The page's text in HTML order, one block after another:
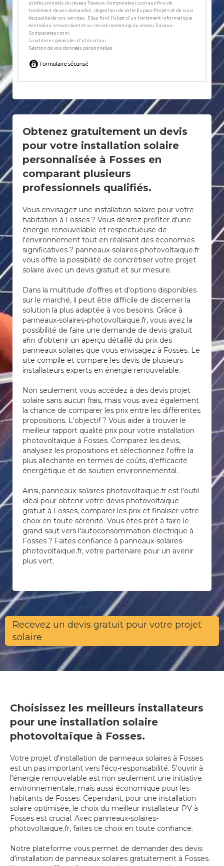
Obtenez gratuitement un devis
pour votre installation solaire
personnalisée à Fosses en
comparant plusieurs
professionnels qualifiés.
Vous envisagez une installation solaire pour votre
habitation à Fosses ? Vous désirez profiter d'une
énergie renouvelable et respectueuse de
l'environnement tout en réalisant des économies
significatives ? panneaux-solaires-photovoltaique.fr
vous offre la possibilité de concrétiser votre projet
solaire avec un devis gratuit et sur mesure.
Dans la multitude d'offres et d'options disponibles
sur le marché, il peut être difficile de discerner la
solution la plus adaptée à vos besoins. Grâce à
panneaux-solaires-photovoltaique.fr, vous avez la
possibilité de faire une demande de devis gratuit
afin d'obtenir un aperçu détaillé du prix des
panneaux solaires que vous envisagez à Fosses. Le
site compile et compare les devis de plusieurs
installateurs experts en énergie renouvelable.
Non seulement vous accédez à des devis projet
solaire sans aucun frais, mais vous avez également
la chance de comparer les prix entre les différentes
propositions. L'objectif ? Vous aider à trouver le
meilleur rapport qualité prix pour votre installation
photovoltaïque à Fosses. Comparez les devis,
analysez les propositions et sélectionnez l'offre la
plus alléchante en termes de coûts, d'efficacité
énergétique et de soutien environnemental.
Ainsi, panneaux-solaires-photovoltaique.fr est l'outil
idéal pour obtenir votre devis photovoltaïque
gratuit à Fosses, comparer les prix et finaliser votre
choix en toute sérénité. Vous êtes prêt à faire le
grand saut vers l'autoconsommation électrique à
Fosses ? Faites confiance à panneaux-solaires-
photovoltaique.fr, votre partenaire pour un avenir
plus vert.
Recevez un devis gratuit pour votre projet
solaire
Choisissez les meilleurs installateurs
pour une installation solaire
photovoltaïque à Fosses.
Votre projet d'installation de panneaux solaires à Fosses
est un pas important vers l'éco-responsabilité. S'ouvrir à
l'énergie renouvelable est non seulement une initiative
environnementale, mais aussi économique pour les
habitants de Fosses. Cependant, pour une installation
solaire optimisée, le choix du meilleur installateur PV à
Fosses est crucial. Avec panneaux-solaires-
photovoltaique.fr, faites ce choix en toute confiance.
Notre plateforme vous permet de demander des devis
d'installation de panneaux solaires gratuitement à Fosses.